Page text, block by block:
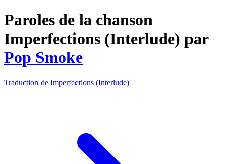
Paroles de la chanson
Imperfections (Interlude) par
Pop Smoke
Traduction de Imperfections (Interlude)